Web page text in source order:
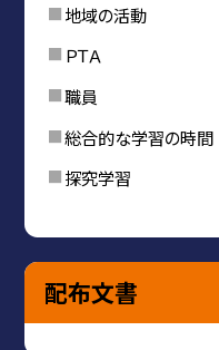
地域の活動
ＰＴＡ
職員
総合的な学習の時間
探究学習
配布文書